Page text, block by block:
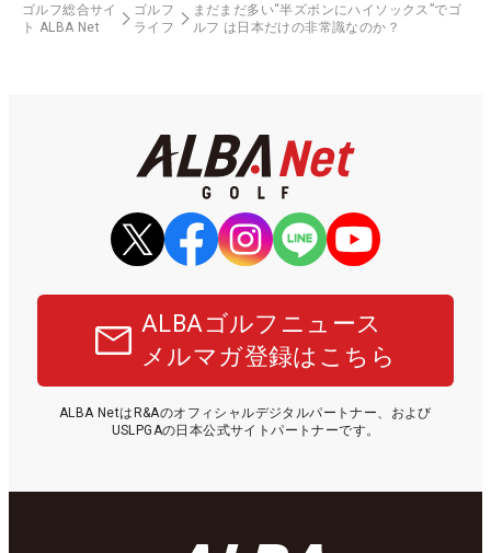
ゴルフ総合サイ
ト ALBA Net
ゴルフ
ライフ
まだまだ多い“半ズボンにハイソックス”でゴ
ルフ は日本だけの非常識なのか？
ALBAゴルフニュース
メルマガ登録はこちら
ALBA NetはR&Aのオフィシャルデジタルパートナー、および
USLPGAの日本公式サイトパートナーです。